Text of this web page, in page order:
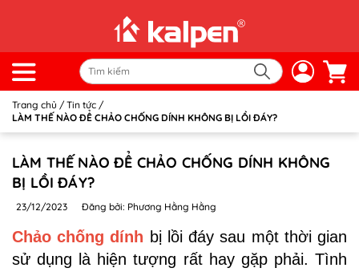
Trang chủ / Tin tức /
LÀM THẾ NÀO ĐỂ CHẢO CHỐNG DÍNH KHÔNG BỊ LỒI ĐÁY?
LÀM THẾ NÀO ĐỂ CHẢO CHỐNG DÍNH KHÔNG
BỊ LỒI ĐÁY?
23/12/2023 Đăng bởi: Phương Hằng Hằng
Chảo chống dính bị lồi đáy sau một thời gian
sử dụng là hiện tượng rất hay gặp phải. Tình